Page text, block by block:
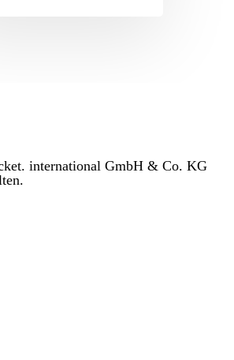
international GmbH & Co. KG